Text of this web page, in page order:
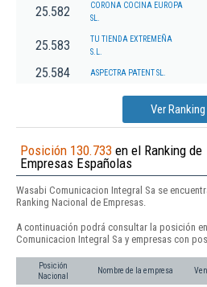
25.582
CORONA COCINA EUROPA
SL.
25.583
TU TIENDA EXTREMEÑA
S.L.
25.584 ASPECTRA PATENT SL.
Ver
Posición 130.733 en el Ranking de
Empresas Españolas
Wasabi Comunicacion Integral Sa se
Ranking Nacional de Empresas.
A continuación podrá consultar la posición
Comunicacion Integral Sa y empresas con
Posición
Nacional
Nombre de la empresa